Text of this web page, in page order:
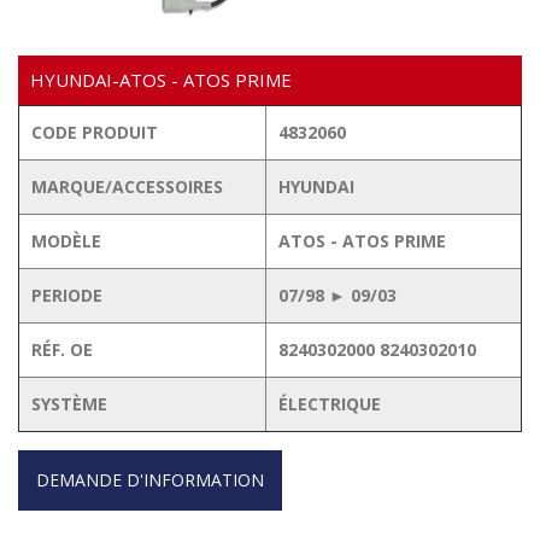
HYUNDAI-ATOS - ATOS PRIME
CODE PRODUIT 4832060
MARQUE/ACCESSOIRES HYUNDAI
MODÈLE ATOS - ATOS PRIME
PERIODE 07/98 ► 09/03
RÉF. OE 8240302000 8240302010
SYSTÈME ÉLECTRIQUE
DEMANDE D'INFORMATION